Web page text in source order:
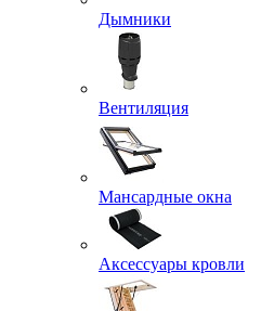
Дымники
Вентиляция
Мансардные окна
Аксессуары кровли